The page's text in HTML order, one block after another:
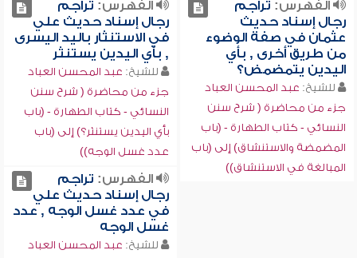
الفهرس: تراجم
رجال إسناد حديث
عثمان في صفة الوضوء
من طريق أخرى , بأي
اليدين يتمضمض؟
للشيخ: عبد المحسن العباد
جزء من محاضرة ( شرح سنن
النسائي - كتاب الطهارة - (باب
المضمضة والاستنشاق) إلى (باب
المبالغة في الاستنشاق))
الفهرس: تراجم
رجال إسناد حديث علي
في الاستنثار باليد اليسرى
, بأي اليدين يستنثر
للشيخ: عبد المحسن العباد
جزء من محاضرة ( شرح سنن
النسائي - كتاب الطهارة - (باب
بأي اليدين يستنثر؟) إلى (باب
عدد غسل الوجه))
الفهرس: تراجم
رجال إسناد حديث علي
في عدد غسل الوجه , عدد
غسل الوجه
للشيخ: عبد المحسن العباد